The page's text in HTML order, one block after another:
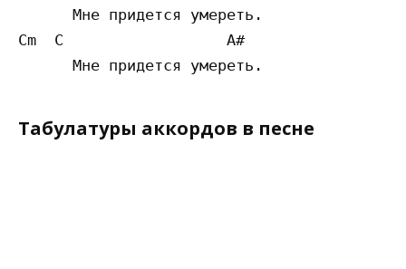
      Мне придется умереть.
Cm  C                  A#
Табулатуры аккордов в песне